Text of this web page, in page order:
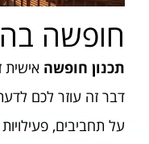
חופשה
תכנון חופשה
דבר זה עוזר לכם
על תחביבים,